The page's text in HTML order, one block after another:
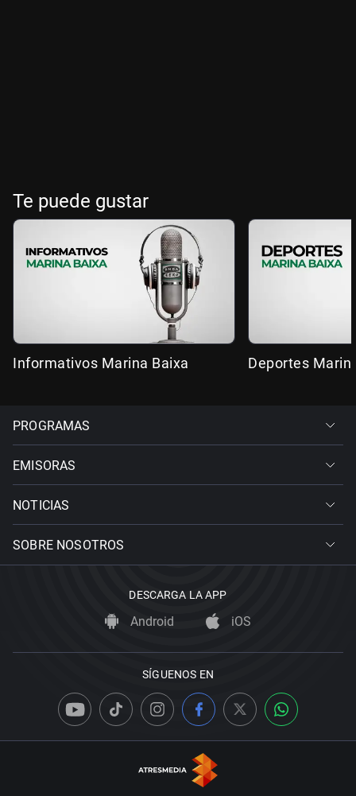
Te puede gustar
Informativos Marina Baixa Deportes
PROGRAMAS
EMISORAS
NOTICIAS
SOBRE NOSOTROS
DESCARGA LA APP
Android iOS
SÍGUENOS EN